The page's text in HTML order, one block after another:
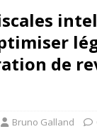
de
Bruno Galland